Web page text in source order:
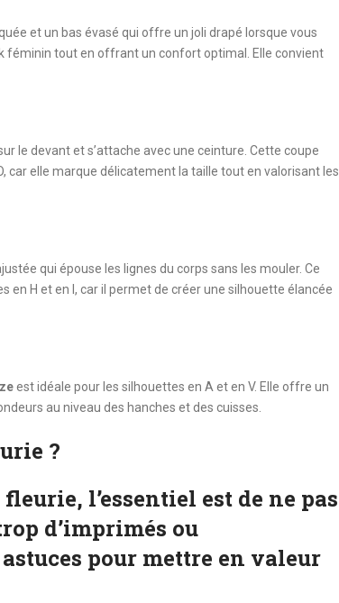
et un bas évasé qui offre un joli drapé lorsque vous
féminin tout en offrant un confort optimal. Elle convient
le devant et s’attache avec une ceinture. Cette coupe
car elle marque délicatement la taille tout en valorisant les
qui épouse les lignes du corps sans les mouler. Ce
H et en I, car il permet de créer une silhouette élancée
est idéale pour les silhouettes en A et en V. Elle offre un
au niveau des hanches et des cuisses.
?
l’essentiel est de ne pas
d’imprimés ou
pour mettre en valeur